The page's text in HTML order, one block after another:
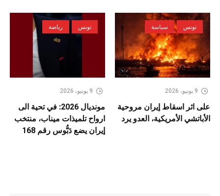
تونس سياسة
9 يونيو، 2026
على اثر اسقاط إيران مروحية
الأباتشي الأمريكية، العدو يرد
تونس رياضة
9 يونيو، 2026
مونديال 2026: في تحية الى
ارواح تلميذات ميناب، منتخب
إيران يضع دَبُّوس رقم 168